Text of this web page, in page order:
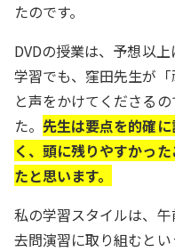
たのです。
DVDの授業は、予想以
学習でも、窪田先生が「
と声をかけてくださる
た。 先生は要点を的確
く、頭に残りやすかっ
たと思います。
私の学習スタイルは、
去問演習に取り組むと